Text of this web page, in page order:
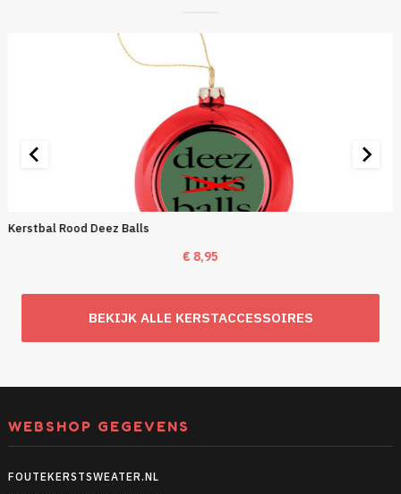
Kerstbal Rood Deez Balls
€8,95
BEKIJK ALLE KERSTACCESSOIRES
WEBSHOP GEGEVENS
FOUTEKERSTSWEATER.NL